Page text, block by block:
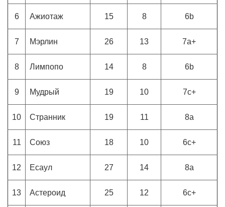
6 Ажиотаж 15 8 6b
7 Мэрлин 26 13 7a+
8 Лимпопо 14 8 6b
9 Мудрый 19 10 7c+
10 Странник 19 11 8a
11 Союз 18 10 6c+
12 Есаул 27 14 8a
13 Астероид 25 12 6c+